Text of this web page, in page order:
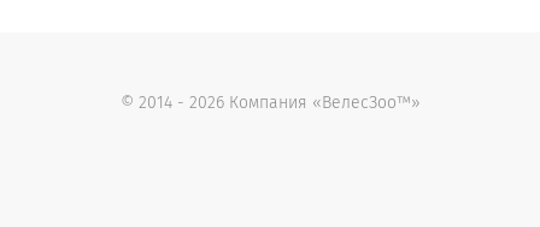
© 2014 - 2026 Компания «ВелесЗоо™»